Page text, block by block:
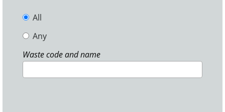
All
Any
Waste code and name